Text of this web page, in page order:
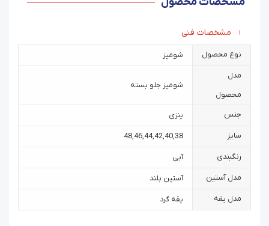
مشخصات فنی
نوع محصول شومیز
مدل
محصول
شومیز جلو بسته
جنس ینزی
سایز 38
,
40
,
42
,
44
,
46
,
48
رنگبندی آبی
مدل آستین آستین بلند
مدل یقه یقه گرد